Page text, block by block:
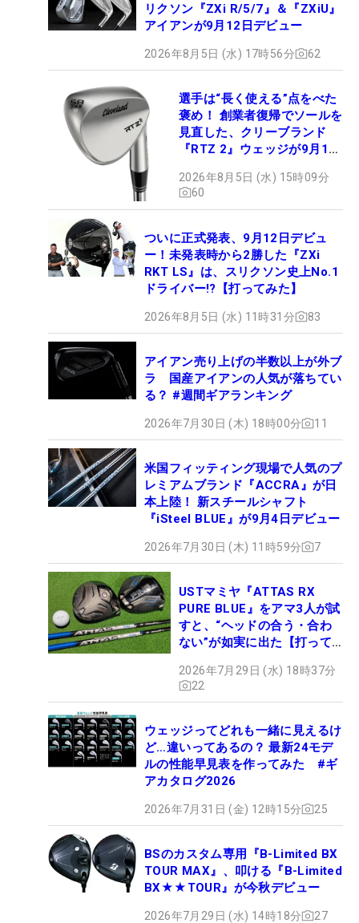
リクソン『ZXi R/5/7』＆『ZXiU』
アイアンが9月12日デビュー
2026年8月5日 (水) 17時56分 62
選手は“長く使える”点をべた
褒め！ 創業者復帰でソールを
見直した、クリーブランド
『RTZ 2』ウェッジが9月12
2026年8月5日 (水) 15時09分
60
ついに正式発表、9月12日デビュ
ー！未発表時から2勝した『ZXi
RKT LS』は、スリクソン史上No.1
ドライバー!?【打ってみた】
2026年8月5日 (水) 11時31分 83
アイアン売り上げの半数以上が外ブ
ラ 国産アイアンの人気が落ちてい
る？ #週間ギアランキング
2026年7月30日 (木) 18時00分 11
米国フィッティング現場で人気のプ
レミアムブランド『ACCRA』が日
本上陸！ 新スチールシャフト
『iSteel BLUE』が9月4日デビュー
2026年7月30日 (木) 11時59分 7
USTマミヤ『ATTAS RX
PURE BLUE』をアマ3人が試
すと、“ヘッドの合う・合わ
ない”が如実に出た【打って
2026年7月29日 (水) 18時37分
22
ウェッジってどれも一緒に見えるけ
ど…違いってあるの？ 最新24モデ
ルの性能早見表を作ってみた #ギ
アカタログ2026
2026年7月31日 (金) 12時15分 25
BSのカスタム専用『B-Limited BX
TOUR MAX』、叩ける『B-Limited
BX★★TOUR』が今秋デビュー
2026年7月29日 (水) 14時18分 27